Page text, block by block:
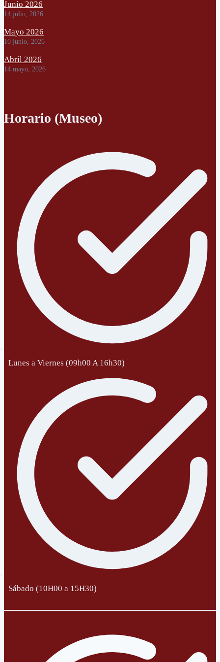
Junio 2026
14 julio, 2026
Mayo 2026
10 junio, 2026
Abril 2026
14 mayo, 2026
Horario (Museo)
Lunes a Viernes (09h00 A 16h30)
Sábado (10H00 a 15H30)